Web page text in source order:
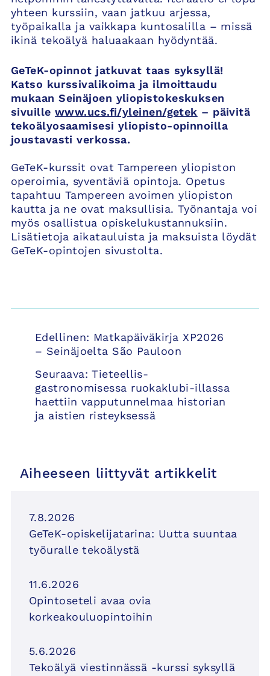
yhteen kurssiin, vaan jatkuu arjessa,
työpaikalla ja vaikkapa kuntosalilla – missä
ikinä tekoälyä haluaakaan hyödyntää.
GeTeK-opinnot jatkuvat taas syksyllä!
Katso kurssivalikoima ja ilmoittaudu
mukaan Seinäjoen yliopistokeskuksen
sivuille www.ucs.fi/yleinen/getek – päivitä
tekoälyosaamisesi yliopisto-opinnoilla
joustavasti verkossa.
GeTeK-kurssit ovat Tampereen yliopiston
operoimia, syventäviä opintoja. Opetus
tapahtuu Tampereen avoimen yliopiston
kautta ja ne ovat maksullisia. Työnantaja voi
myös osallistua opiskelukustannuksiin.
Lisätietoja aikatauluista ja maksuista löydät
GeTeK-opintojen sivustolta.
Artikkelien
selaus
Edellinen: Matkapäiväkirja XP2026
– Seinäjoelta São Pauloon
Seuraava: Tieteellis-
gastronomisessa ruokaklubi-illassa
haettiin vapputunnelmaa historian
ja aistien risteyksessä
Aiheeseen liittyvät artikkelit
7.8.2026
GeTeK-opiskelijatarina: Uutta suuntaa
työuralle tekoälystä
11.6.2026
Opintoseteli avaa ovia
korkeakouluopintoihin
5.6.2026
Tekoälyä viestinnässä -kurssi syksyllä